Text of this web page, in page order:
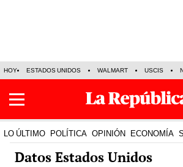
HOY ESTADOS UNIDOS WALMART USCIS
LO ÚLTIMO POLÍTICA OPINIÓN ECONOMÍA
Datos Estados Unidos